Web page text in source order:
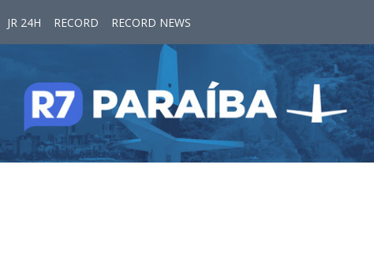
JR 24H RECORD RECORD NEWS